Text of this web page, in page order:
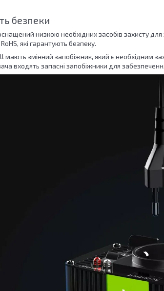
безпеки
низкою необхідних засобів захисту
які гарантують безпеку.
мають змінний запобіжник, який є необхідним
входять запасні запобіжники для